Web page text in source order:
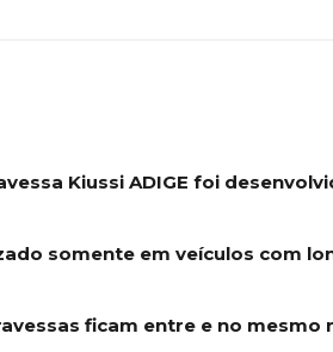
Kiussi ADIGE foi
somente em veículos com
ficam entre e no mesmo